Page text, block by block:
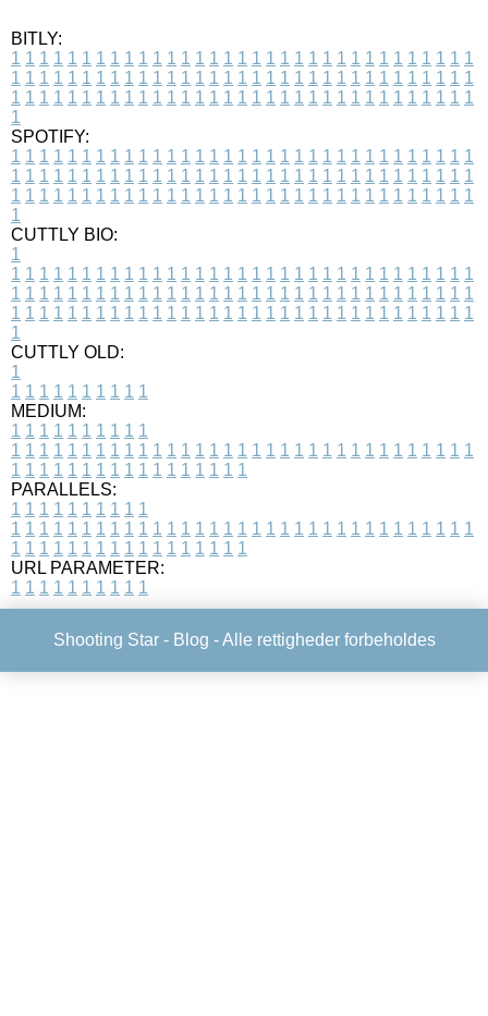
BITLY:
1 1 1 1 1 1 1 1 1 1 1 1 1 1 1 1 1 1 1 1 1 1 1 1 1 1 1 1 1 1 1 1 1
1 1 1 1 1 1 1 1 1 1 1 1 1 1 1 1 1 1 1 1 1 1 1 1 1 1 1 1 1 1 1 1 1
1 1 1 1 1 1 1 1 1 1 1 1 1 1 1 1 1 1 1 1 1 1 1 1 1 1 1 1 1 1 1 1 1
1
SPOTIFY:
1 1 1 1 1 1 1 1 1 1 1 1 1 1 1 1 1 1 1 1 1 1 1 1 1 1 1 1 1 1 1 1 1
1 1 1 1 1 1 1 1 1 1 1 1 1 1 1 1 1 1 1 1 1 1 1 1 1 1 1 1 1 1 1 1 1
1 1 1 1 1 1 1 1 1 1 1 1 1 1 1 1 1 1 1 1 1 1 1 1 1 1 1 1 1 1 1 1 1
1
CUTTLY BIO:
1
1 1 1 1 1 1 1 1 1 1 1 1 1 1 1 1 1 1 1 1 1 1 1 1 1 1 1 1 1 1 1 1 1
1 1 1 1 1 1 1 1 1 1 1 1 1 1 1 1 1 1 1 1 1 1 1 1 1 1 1 1 1 1 1 1 1
1 1 1 1 1 1 1 1 1 1 1 1 1 1 1 1 1 1 1 1 1 1 1 1 1 1 1 1 1 1 1 1 1
1
CUTTLY OLD:
1
1 1 1 1 1 1 1 1 1 1
MEDIUM:
1 1 1 1 1 1 1 1 1 1
1 1 1 1 1 1 1 1 1 1 1 1 1 1 1 1 1 1 1 1 1 1 1 1 1 1 1 1 1 1 1 1 1
1 1 1 1 1 1 1 1 1 1 1 1 1 1 1 1 1
PARALLELS:
1 1 1 1 1 1 1 1 1 1
1 1 1 1 1 1 1 1 1 1 1 1 1 1 1 1 1 1 1 1 1 1 1 1 1 1 1 1 1 1 1 1 1
1 1 1 1 1 1 1 1 1 1 1 1 1 1 1 1 1
URL PARAMETER:
1 1 1 1 1 1 1 1 1 1
Shooting Star - Blog - Alle rettigheder forbeholdes